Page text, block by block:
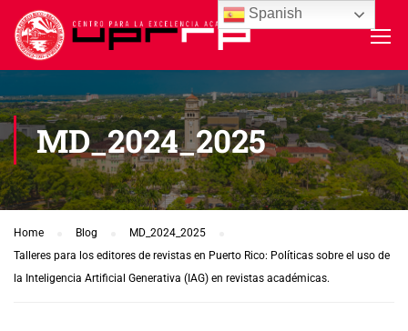
MD_2024_2025
Home Blog
MD_2024_2025
Talleres para los editores de revistas en Puerto Rico: Políticas sobre el uso de
la Inteligencia Artificial Generativa (IAG) en revistas académicas.
Spanish